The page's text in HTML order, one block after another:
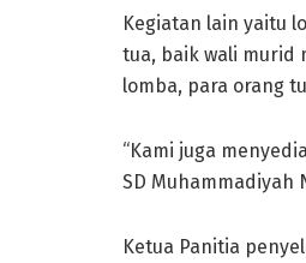
Kegiatan lain yaitu
tua, baik wali murid
lomba, para orang
“Kami juga
SD Muhammadiyah
Ketua Panitia